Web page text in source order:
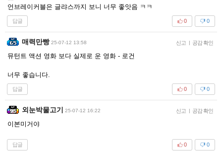
언브레이커블은 글랴스까지 보니 너무 좋앗음 ㅋㅋ
답글 0
0
매력만빵 25-07-12 13:58 신고 | 공감 확인
뮤턴트 액션 영화 보다 실제로 운 영화 - 로건
너무 좋습니다.
답글 0
0
외눈박물고기 25-07-12 16:22 신고 | 공감 확인
이본미거야
답글 0
0